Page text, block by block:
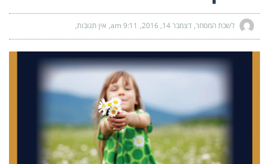
לשכת המסחר דצמבר 14, 2016 9:11 am אין תגובות